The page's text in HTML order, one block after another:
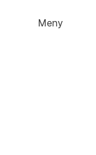
Meny